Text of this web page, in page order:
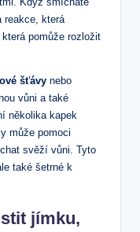
reakce, která
pomůže rozložit
šťávy nebo
vůni a také
několika kapek
může pomoci
svěží vůni. Tyto
také šetrné k
jímku,